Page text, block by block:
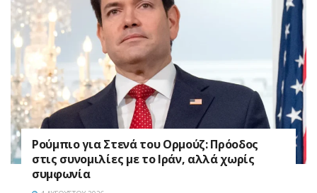
Ρούμπιο για Στενά του Ορμούζ: Πρόοδος
στις συνομιλίες με το Ιράν, αλλά χωρίς
συμφωνία